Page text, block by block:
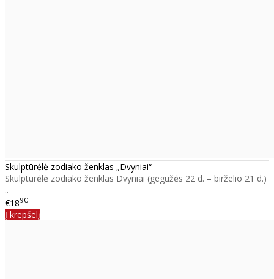
Skulptūrėlė zodiako ženklas „Dvyniai“
Skulptūrėlė zodiako ženklas Dvyniai (gegužės 22 d. – birželio 21 d.)
..
€1890
Į krepšelį